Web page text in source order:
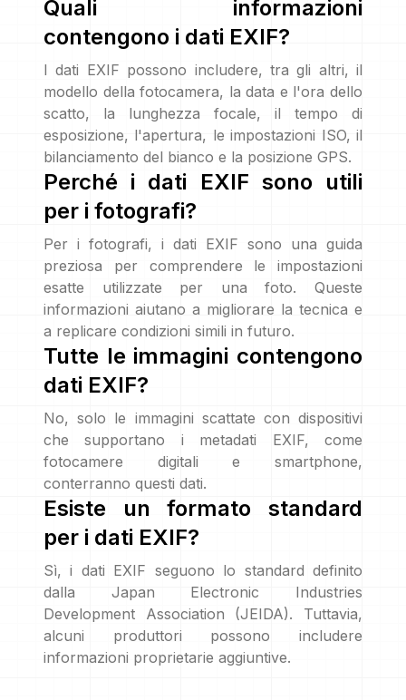
Quali informazioni
contengono i dati EXIF?
I dati EXIF possono includere, tra gli altri, il
modello della fotocamera, la data e l'ora dello
scatto, la lunghezza focale, il tempo di
esposizione, l'apertura, le impostazioni ISO, il
bilanciamento del bianco e la posizione GPS.
Perché i dati EXIF sono utili
per i fotografi?
Per i fotografi, i dati EXIF sono una guida
preziosa per comprendere le impostazioni
esatte utilizzate per una foto. Queste
informazioni aiutano a migliorare la tecnica e
a replicare condizioni simili in futuro.
Tutte le immagini contengono
dati EXIF?
No, solo le immagini scattate con dispositivi
che supportano i metadati EXIF, come
fotocamere digitali e smartphone,
conterranno questi dati.
Esiste un formato standard
per i dati EXIF?
Sì, i dati EXIF seguono lo standard definito
dalla Japan Electronic Industries
Development Association (JEIDA). Tuttavia,
alcuni produttori possono includere
informazioni proprietarie aggiuntive.